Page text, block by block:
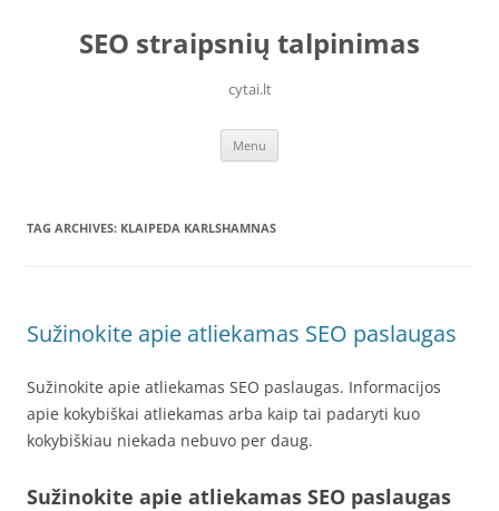
contentSEO straipsnių talpinimas
cytai.lt
Menu
TAG ARCHIVES: KLAIPEDA KARLSHAMNAS
Sužinokite apie atliekamas SEO paslaugas
Sužinokite apie atliekamas SEO paslaugas. Informacijos
apie kokybiškai atliekamas arba kaip tai padaryti kuo
kokybiškiau niekada nebuvo per daug.
Sužinokite apie atliekamas SEO paslaugas